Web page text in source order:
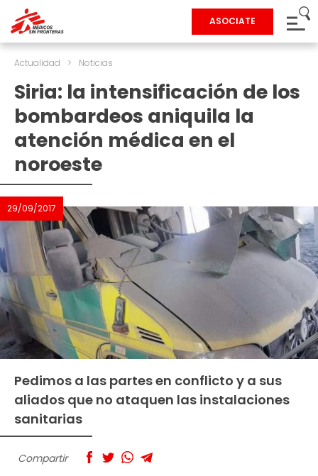
ASOCIATE
Actualidad > Noticias
Siria: la intensificación de los
bombardeos aniquila la
atención médica en el
noroeste
29/09/2017
Pedimos a las partes en conflicto y a sus
aliados que no ataquen las instalaciones
sanitarias
Compartir